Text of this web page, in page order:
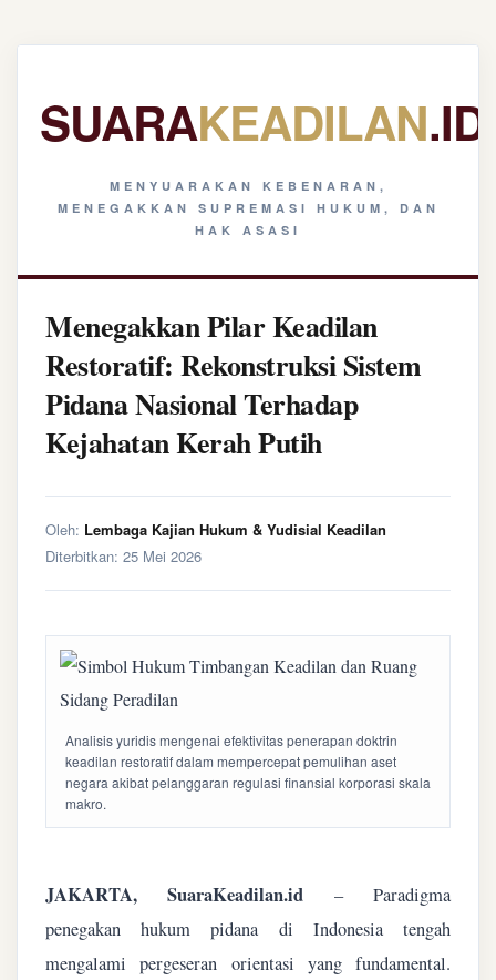
SUARAKEADILAN.ID
MENYUARAKAN KEBENARAN,
MENEGAKKAN SUPREMASI HUKUM, DAN
HAK ASASI
Menegakkan Pilar Keadilan
Restoratif: Rekonstruksi Sistem
Pidana Nasional Terhadap
Kejahatan Kerah Putih
Oleh: Lembaga Kajian Hukum & Yudisial Keadilan
Diterbitkan: 25 Mei 2026
Analisis yuridis mengenai efektivitas penerapan doktrin
keadilan restoratif dalam mempercepat pemulihan aset
negara akibat pelanggaran regulasi finansial korporasi skala
makro.
JAKARTA, SuaraKeadilan.id – Paradigma
penegakan hukum pidana di Indonesia tengah
mengalami pergeseran orientasi yang fundamental.